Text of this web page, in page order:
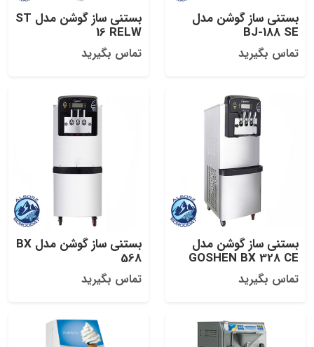
بستنی ساز گوشن مدل
BJ-188 SE
تماس بگیرید
بستنی ساز گوشن مدل ST
16 RELW
تماس بگیرید
بستنی ساز گوشن مدل
GOSHEN BX 328 CE
تماس بگیرید
بستنی ساز گوشن مدل BX
568
تماس بگیرید